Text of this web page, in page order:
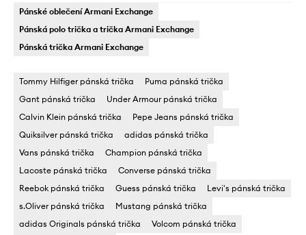
Pánské oblečení Armani Exchange
Pánská polo trička a trička Armani Exchange
Pánská trička Armani Exchange
Tommy Hilfiger pánská trička
Puma pánská trička
Gant pánská trička
Under Armour pánská trička
Calvin Klein pánská trička
Pepe Jeans pánská trička
Quiksilver pánská trička
adidas pánská trička
Vans pánská trička
Champion pánská trička
Lacoste pánská trička
Converse pánská trička
Reebok pánská trička
Guess pánská trička
Levi's pánská trička
s.Oliver pánská trička
Mustang pánská trička
adidas Originals pánská trička
Volcom pánská trička